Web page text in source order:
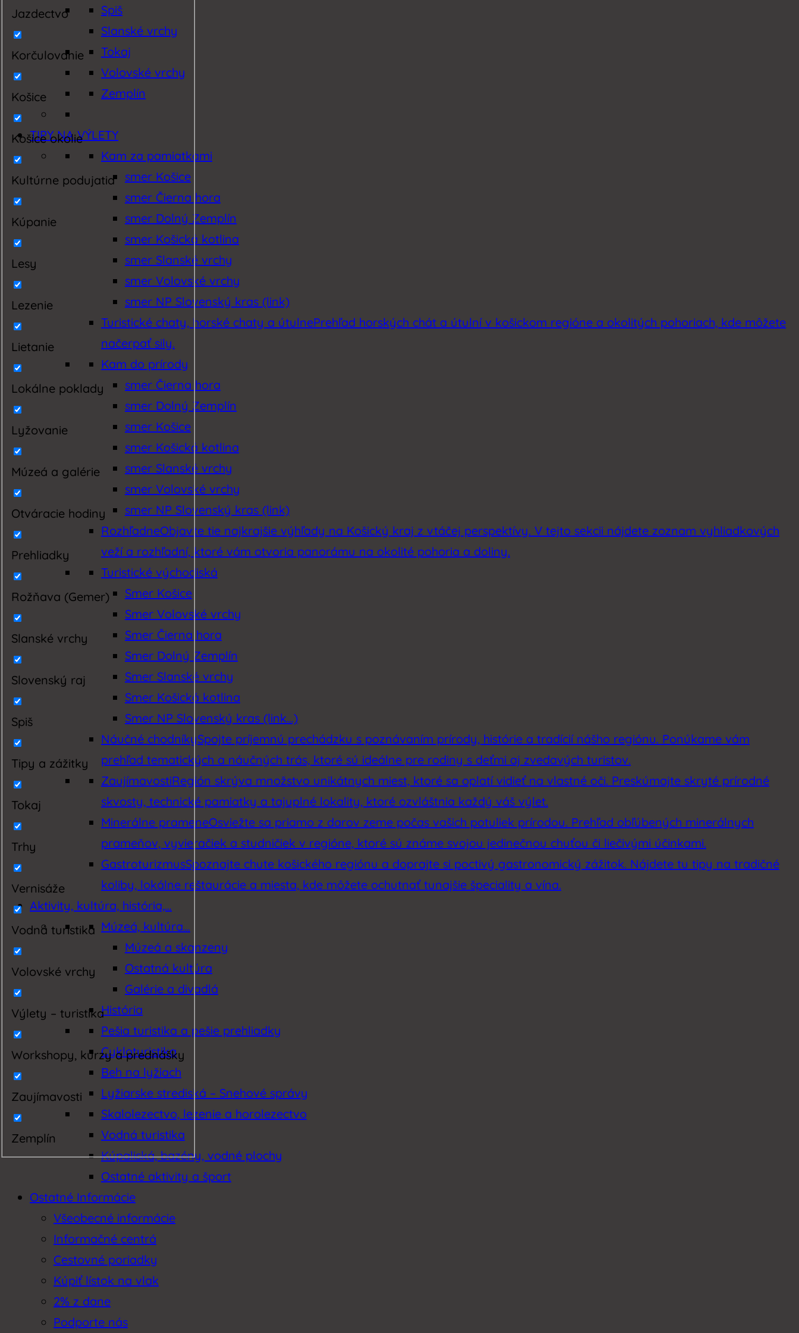
Jazdectvo
Korčulovanie
Košice
Košice okolie
Kultúrne podujatia
Kúpanie
Lesy
Lezenie
Lietanie
Lokálne poklady
Lyžovanie
Múzeá a galérie
Otváracie hodiny
Prehliadky
Rožňava (Gemer)
Slanské vrchy
Slovenský raj
Spiš
Tipy a zážitky
Tokaj
Trhy
Vernisáže
Vodná turistika
Volovské vrchy
Výlety – turistika
Workshopy, kurzy a prednášky
Zaujímavosti
Zemplín
Spiš
Slanské vrchy
Tokaj
Volovské vrchy
Zemplín
TIPY NA VÝLETY
Kam za pamiatkami
smer Košice
smer Čierna hora
smer Dolný Zemplín
smer Košická kotlina
smer Slanské vrchy
smer Volovské vrchy
smer NP Slovenský kras (link)
Turistické chaty, horské chaty a útulnePrehľad horských chát a útulní v košickom regióne a okolitých pohoriach, kde môžete
načerpať sily.
Kam do prírody
smer Čierna hora
smer Dolný Zemplín
smer Košice
smer Košická kotlina
smer Slanské vrchy
smer Volovské vrchy
smer NP Slovenský kras (link)
RozhľadneObjavte tie najkrajšie výhľady na Košický kraj z vtáčej perspektívy. V tejto sekcii nájdete zoznam vyhliadkových
veží a rozhľadní, ktoré vám otvoria panorámu na okolité pohoria a doliny.
Turistické východiská
Smer Košice
Smer Volovské vrchy
Smer Čierna hora
Smer Dolný Zemplín
Smer Slanské vrchy
Smer Košická kotlina
Smer NP Slovenský kras (link…)
Náučné chodníkySpojte príjemnú prechádzku s poznávaním prírody, histórie a tradícií nášho regiónu. Ponúkame vám
prehľad tematických a náučných trás, ktoré sú ideálne pre rodiny s deťmi aj zvedavých turistov.
ZaujímavostiRegión skrýva množstvo unikátnych miest, ktoré sa oplatí vidieť na vlastné oči. Preskúmajte skryté prírodné
skvosty, technické pamiatky a tajuplné lokality, ktoré ozvláštnia každý váš výlet.
Minerálne prameneOsviežte sa priamo z darov zeme počas vašich potuliek prírodou. Prehľad obľúbených minerálnych
prameňov, vyvieračiek a studničiek v regióne, ktoré sú známe svojou jedinečnou chuťou či liečivými účinkami.
GastroturizmusSpoznajte chute košického regiónu a doprajte si poctivý gastronomický zážitok. Nájdete tu tipy na tradičné
koliby, lokálne reštaurácie a miesta, kde môžete ochutnať tunajšie špeciality a vína.
Aktivity, kultúra, história,…
Múzeá, kultúra…
Múzeá a skanzeny
Ostatná kultúra
Galérie a divadlá
História
Pešia turistika a pešie prehliadky
Cykloturistika
Beh na lyžiach
Lyžiarske strediská – Snehové správy
Skalolezectvo, lezenie a horolezectvo
Vodná turistika
Kúpaliská, bazény, vodné plochy
Ostatné aktivity a šport
Ostatné Informácie
Všeobecné informácie
Informačné centrá
Cestovné poriadky
Kúpiť lístok na vlak
2% z dane
Podporte nás